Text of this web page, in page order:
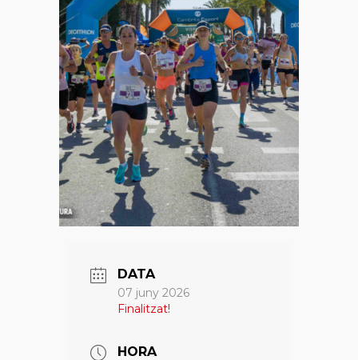
DATA
07 juny 2026
Finalitzat!
HORA